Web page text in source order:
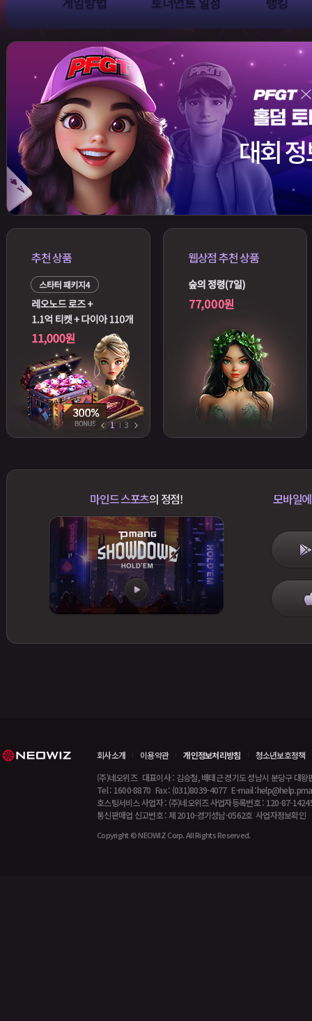
추천 상품
1 3
웹상점 추천 상품
마인드 스포츠의 정점! 모바일
회사소개 이용약관 개인정보처리방침
청소년보호정책
(주)네오위즈 대표이사 : 김승철, 배태근 경기도 성남시 분당구 대
Tel : 1600-8870 Fax : (031)8039-4077 E-mail :
호스팅서비스 사업자 : (주)네오위즈 사업자등록번호 : 120-87-
통신판매업 신고번호 : 제 2010-경기성남-0562호 사업자정보확인
Copyright © NEOWIZ Corp. All Rights Reserved.